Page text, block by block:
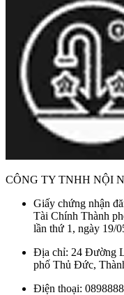
CÔNG TY TNHH NỘI
Giấy chứng nhận
Tài Chính Thành
lần thứ 1, ngày 19/
Địa chỉ: 24 Đường
phố Thủ Đức,
Điện thoại: